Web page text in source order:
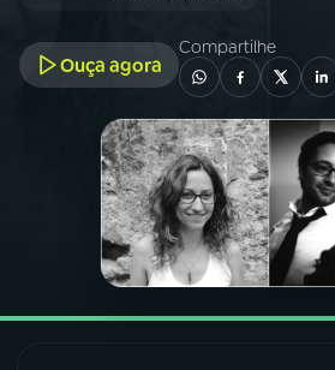
A RÁDIO
PROGRAMAÇÃO
PROGRAMAS
PODCASTS
Ouça agora
Compartilhe